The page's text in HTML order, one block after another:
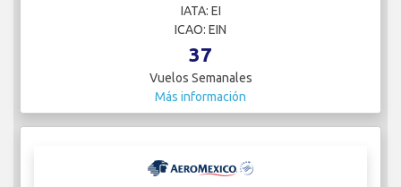
IATA: EI
ICAO: EIN
37
Vuelos Semanales
Más información